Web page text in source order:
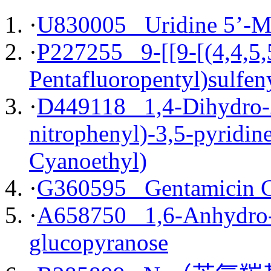
·U830005 Uridine 5’-
·P227255 9-[[9-
·D449118 1,4-
nitrophenyl)-3,5-
Cyanoethyl)
·G360595 Gentamicin
·A658750 1,6-
glucopyranose